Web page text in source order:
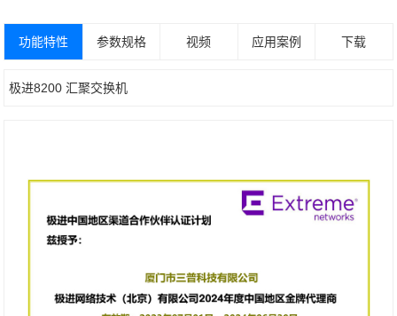
功能特性 参数规格 视频 应用案例 下载
极进8200 汇聚交换机